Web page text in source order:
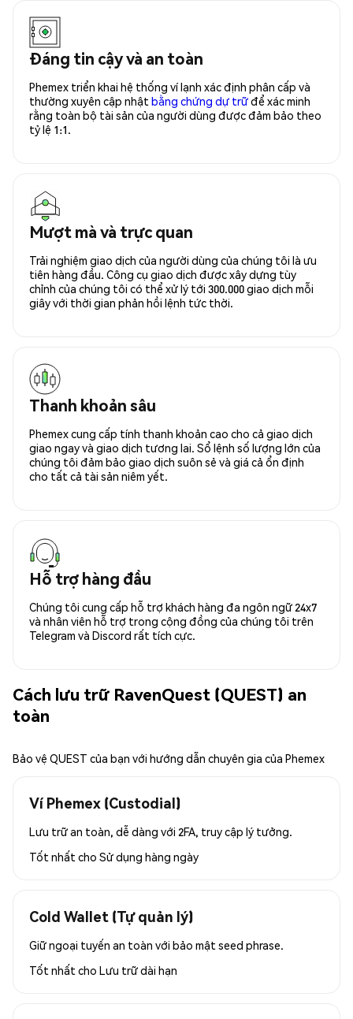
Đáng tin cậy và an toàn
Phemex triển khai hệ thống ví lạnh xác định phân cấp và
thường xuyên cập nhật bằng chứng dự trữđể xác minh
rằng toàn bộ tài sản của người dùng được đảm bảo theo
tỷ lệ 1:1.
Mượt mà và trực quan
Trải nghiệm giao dịch của người dùng của chúng tôi là ưu
tiên hàng đầu. Công cụ giao dịch được xây dựng tùy
chỉnh của chúng tôi có thể xử lý tới 300.000 giao dịch mỗi
giây với thời gian phản hồi lệnh tức thời.
Thanh khoản sâu
Phemex cung cấp tính thanh khoản cao cho cả giao dịch
giao ngay và giao dịch tương lai. Sổ lệnh số lượng lớn của
chúng tôi đảm bảo giao dịch suôn sẻ và giá cả ổn định
cho tất cả tài sản niêm yết.
Hỗ trợ hàng đầu
Chúng tôi cung cấp hỗ trợ khách hàng đa ngôn ngữ 24x7
và nhân viên hỗ trợ trong cộng đồng của chúng tôi trên
Telegram và Discord rất tích cực.
Cách lưu trữ RavenQuest (QUEST) an
toàn
Bảo vệ QUEST của bạn với hướng dẫn chuyên gia của Phemex
Ví Phemex (Custodial)
Lưu trữ an toàn, dễ dàng với 2FA, truy cập lý tưởng.
Tốt nhất cho Sử dụng hàng ngày
Cold Wallet (Tự quản lý)
Giữ ngoại tuyến an toàn với bảo mật seed phrase.
Tốt nhất cho Lưu trữ dài hạn